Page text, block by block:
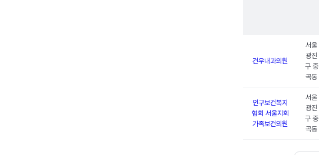
건우내과의원
서울
광진
구 중
곡동
인구보건복지
협회 서울지회
가족보건의원
서울
광진
구 중
곡동